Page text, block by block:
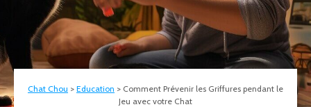
Chat Chou > Education > Comment Prévenir les Griffures pendant le
Jeu avec votre Chat